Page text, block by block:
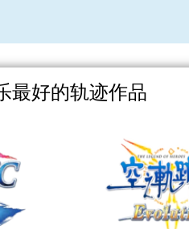
最好的轨迹作品